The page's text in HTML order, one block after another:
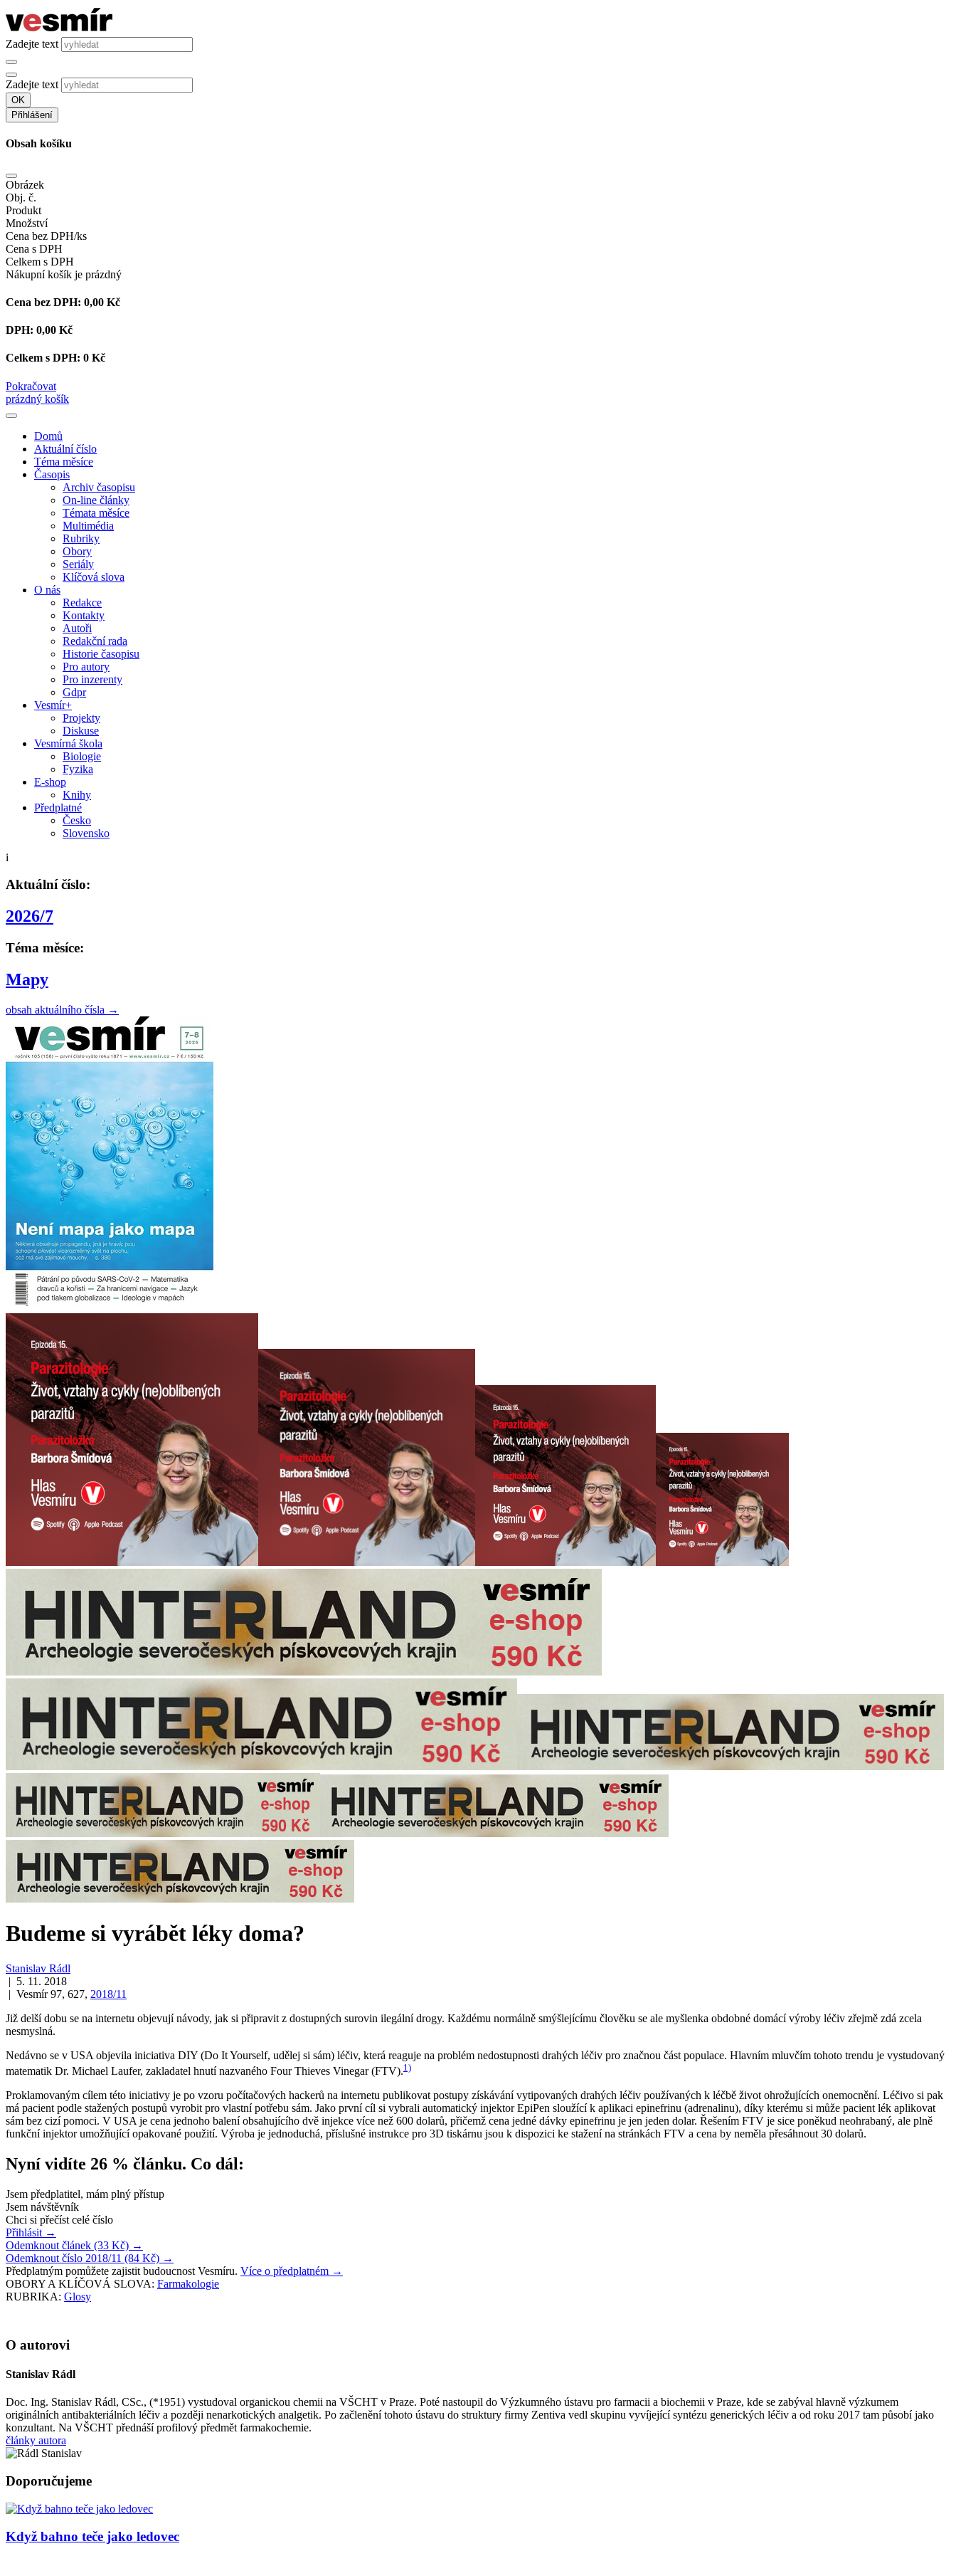
Zadejte text
Zadejte text
OK
Přihlášení
Obsah košíku
Obrázek
Obj. č.
Produkt
Množství
Cena bez DPH/ks
Cena s DPH
Celkem s DPH
Nákupní košík je prázdný
Cena bez DPH: 0,00 Kč
DPH: 0,00 Kč
Celkem s DPH: 0 Kč
Pokračovat
prázdný košík
Domů
Aktuální číslo
Téma měsíce
Časopis
Archiv časopisu
On-line články
Témata měsíce
Multimédia
Rubriky
Obory
Seriály
Klíčová slova
O nás
Redakce
Kontakty
Autoři
Redakční rada
Historie časopisu
Pro autory
Pro inzerenty
Gdpr
Vesmír+
Projekty
Diskuse
Vesmírná škola
Biologie
Fyzika
E-shop
Knihy
Předplatné
Česko
Slovensko
i
Aktuální číslo:
2026/7
Téma měsíce:
Mapy
obsah aktuálního čísla →
Budeme si vyrábět léky doma?
Stanislav Rádl
| 5. 11. 2018
| Vesmír 97, 627, 2018/11
Již delší dobu se na internetu objevují návody, jak si připravit z dostupných surovin ilegální drogy. Každému normálně smýšlejícímu člověku se ale myšlenka obdobné domácí výroby léčiv zřejmě zdá zcela
nesmyslná.
Nedávno se v USA objevila iniciativa DIY (Do It Yourself, udělej si sám) léčiv, která reaguje na problém nedostupnosti drahých léčiv pro značnou část populace. Hlavním mluvčím tohoto trendu je vystudovaný
matematik Dr. Michael Laufer, zakladatel hnutí nazvaného Four Thieves Vinegar (FTV).1)
Proklamovaným cílem této iniciativy je po vzoru počítačových hackerů na internetu publikovat postupy získávání vytipovaných drahých léčiv používaných k léčbě život ohrožujících onemocnění. Léčivo si pak
má pacient podle stažených postupů vyrobit pro vlastní potřebu sám. Jako první cíl si vybrali automatický injektor EpiPen sloužící k aplikaci epinefrinu (adrenalinu), díky kterému si může pacient lék aplikovat
sám bez cizí pomoci. V USA je cena jednoho balení obsahujícího dvě injekce více než 600 dolarů, přičemž cena jedné dávky epinefrinu je jen jeden dolar. Řešením FTV je sice poněkud neohrabaný, ale plně
funkční injektor umožňující opakované použití. Výroba je jednoduchá, příslušné instrukce pro 3D tiskárnu jsou k dispozici ke stažení na stránkách FTV a cena by neměla přesáhnout 30 dolarů.
Nyní vidíte 26 % článku. Co dál:
Jsem předplatitel, mám plný přístup
Jsem návštěvník
Chci si přečíst celé číslo
Přihlásit →
Odemknout článek (33 Kč) →
Odemknout číslo 2018/11 (84 Kč) →
Předplatným pomůžete zajistit budoucnost Vesmíru. Více o předplatném →
OBORY A KLÍČOVÁ SLOVA: Farmakologie
RUBRIKA: Glosy
O autorovi
Stanislav Rádl
Doc. Ing. Stanislav Rádl, CSc., (*1951) vystudoval organickou chemii na VŠCHT v Praze. Poté nastoupil do Výzkumného ústavu pro farmacii a biochemii v Praze, kde se zabýval hlavně výzkumem
originálních antibakteriálních léčiv a později nenarkotických analgetik. Po začlenění tohoto ústavu do struktury firmy Zentiva vedl skupinu vyvíjející syntézu generických léčiv a od roku 2017 tam působí jako
konzultant. Na VŠCHT přednáší profilový předmět farmakochemie.
články autora
Doporučujeme
Když bahno teče jako ledovec